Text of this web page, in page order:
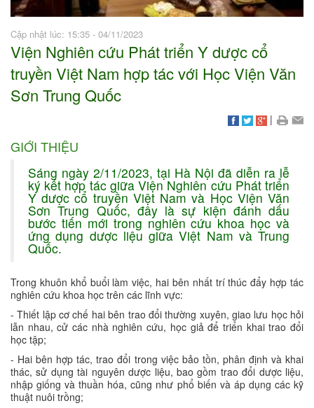
Cập nhật lúc: 15:35 - 04/11/2023
Viện Nghiên cứu Phát triển Y dược cổ
truyền Việt Nam hợp tác với Học Viện Văn
Sơn Trung Quốc
|
GIỚI THIỆU
Sáng ngày 2/11/2023, tại Hà Nội đã diễn ra lễ
ký kết hợp tác giữa Viện Nghiên cứu Phát triển
Y dược cổ truyền Việt Nam và Học Viện Văn
Sơn Trung Quốc, đây là sự kiện đánh dấu
bước tiến mới trong nghiên cứu khoa học và
ứng dụng dược liệu giữa Việt Nam và Trung
Quốc.
Trong khuôn khổ buổi làm việc, hai bên nhất trí thúc đẩy hợp tác
nghiên cứu khoa học trên các lĩnh vực:
- Thiết lập cơ chế hai bên trao đổi thường xuyên, giao lưu học hỏi
lẫn nhau, cử các nhà nghiên cứu, học giả để triển khai trao đổi
học tập;
- Hai bên hợp tác, trao đổi trong việc bảo tồn, phân định và khai
thác, sử dụng tài nguyên dược liệu, bao gồm trao đổi dược liệu,
nhập giống và thuần hóa, cũng như phổ biến và áp dụng các kỹ
thuật nuôi trồng;